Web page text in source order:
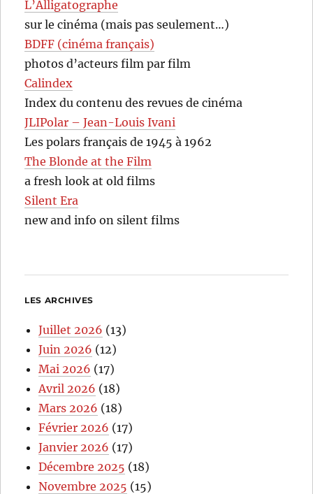
L’Alligatographe
sur le cinéma (mais pas seulement…)
BDFF (cinéma français)
photos d’acteurs film par film
Calindex
Index du contenu des revues de cinéma
JLIPolar – Jean-Louis Ivani
Les polars français de 1945 à 1962
The Blonde at the Film
a fresh look at old films
Silent Era
new and info on silent films
LES ARCHIVES
Juillet 2026 (13)
Juin 2026 (12)
Mai 2026 (17)
Avril 2026 (18)
Mars 2026 (18)
Février 2026 (17)
Janvier 2026 (17)
Décembre 2025 (18)
Novembre 2025 (15)